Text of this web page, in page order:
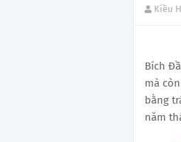
Kiều
Bích
mà
bằng
năm